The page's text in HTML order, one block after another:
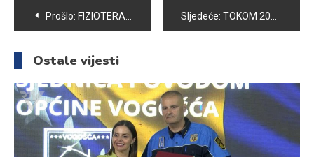
Navigacija
članaka
Prošlo: FIZIOTERAPEUTKINJA MELISA KADRISPAHIĆ O PREDNOSTIMA HIDŽAME Sljedeće: TOKOM 2023. GODINE U VOGOŠĆI SKLOPLJENO 168 BRAKOVA
Ostale vijesti